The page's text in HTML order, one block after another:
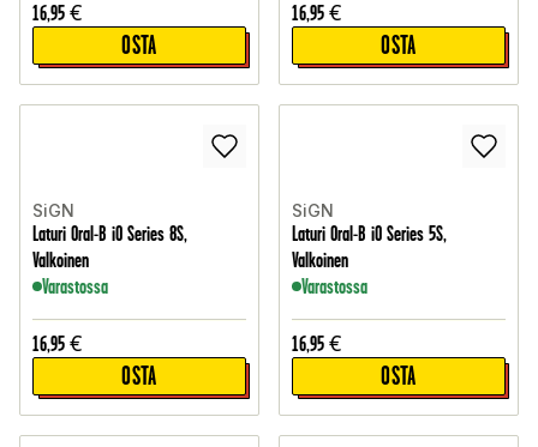
16,95 €
OSTA
16,95 €
OSTA
SiGN
Laturi Oral-B iO Series 8S,
Valkoinen
Varastossa
16,95 €
OSTA
SiGN
Laturi Oral-B iO Series 5S,
Valkoinen
Varastossa
16,95 €
OSTA